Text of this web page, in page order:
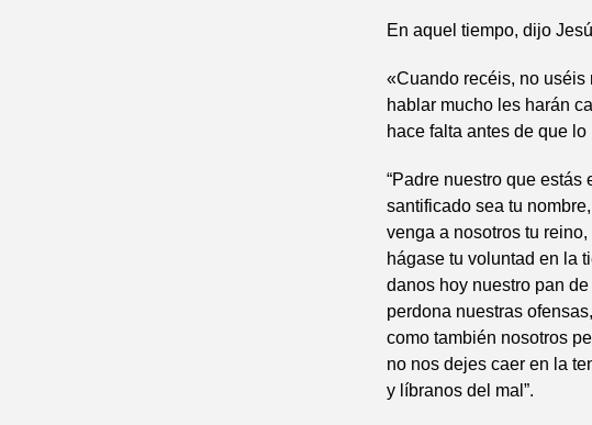
En aquel tiempo, dijo
«Cuando recéis, no
hablar mucho les harán
hace falta antes de que
“Padre nuestro que estás
santificado sea tu nombre,
venga a nosotros tu reino,
hágase tu voluntad en la
danos hoy nuestro pan
perdona nuestras ofensas,
como también nosotros
no nos dejes caer en la
y líbranos del mal”.